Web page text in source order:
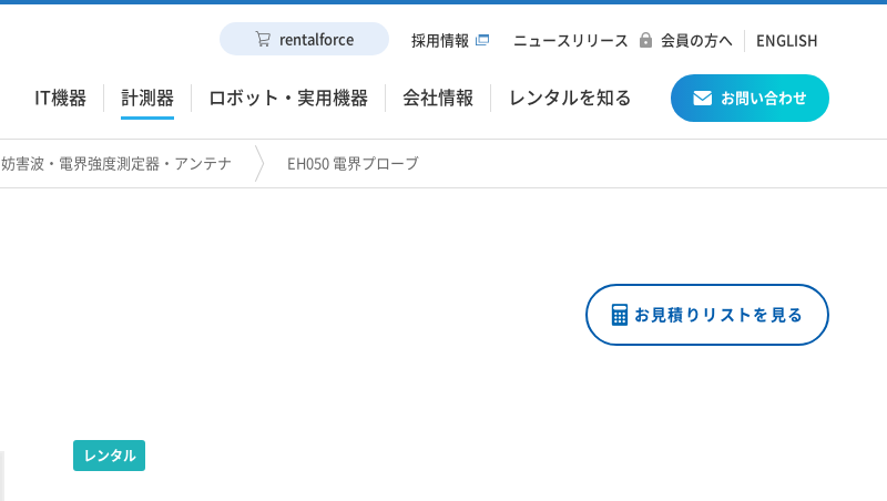
IT機器 計測器 ロボット・実用機器 会社情報 レンタルを知る お問い合わせ
rentalforce 採用情報 ニュースリリース 会員の方へ ENGLISH
妨害波・電界強度測定器・アンテナ EH050 電界プローブ
お見積りリストを見る